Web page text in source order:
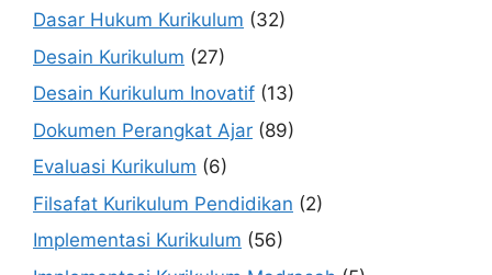
Dasar Hukum Kurikulum (32)
Desain Kurikulum (27)
Desain Kurikulum Inovatif (13)
Dokumen Perangkat Ajar (89)
Evaluasi Kurikulum (6)
Filsafat Kurikulum Pendidikan (2)
Implementasi Kurikulum (56)